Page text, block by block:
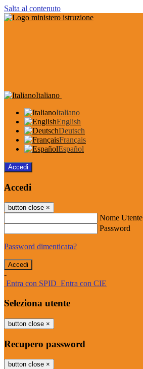
Salta al contenuto
Italiano
Italiano
English
Deutsch
Français
Español
Accedi
Accedi
button close ×
Nome Utente
Password
Password dimenticata?
-
Entra con SPID Entra con CIE
Seleziona utente
button close ×
Recupero password
button close ×